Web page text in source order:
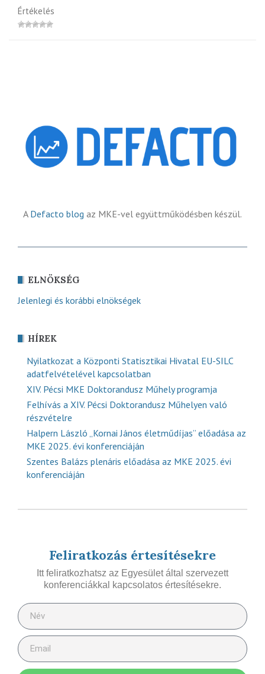
Értékelés
A Defacto blog az MKE-vel együttműködésben készül.
ELNÖKSÉG
Jelenlegi és korábbi elnökségek
HÍREK
Nyilatkozat a Központi Statisztikai Hivatal EU-SILC
adatfelvételével kapcsolatban
XIV. Pécsi MKE Doktorandusz Műhely programja
Felhívás a XIV. Pécsi Doktorandusz Műhelyen való
részvételre
Halpern László „Kornai János életműdíjas” előadása az
MKE 2025. évi konferenciáján
Szentes Balázs plenáris előadása az MKE 2025. évi
konferenciáján
Feliratkozás értesítésekre
Itt feliratkozhatsz az Egyesület által szervezett
konferenciákkal kapcsolatos értesítésekre.